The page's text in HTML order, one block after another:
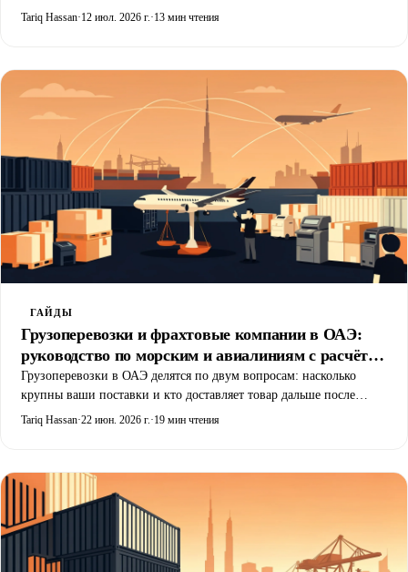
Настоящий вопрос не как оформить, а кто оформит и поведёт
груза.
Tariq Hassan·12 июл. 2026 г. ·13 мин чтения
ГАЙДЫ
Грузоперевозки и фрахтовые компании в ОАЭ:
руководство по морским и авиалиниям с расчётом
затрат (2026)
Грузоперевозки в ОАЭ делятся по двум вопросам: насколько
крупны ваши поставки и кто доставляет товар дальше после
таможни в Джебель Али. Этот гайд ранжирует подрядчиков по
выбора под ваш профиль отгрузок.
Tariq Hassan·22 июн. 2026 г. ·19 мин чтения